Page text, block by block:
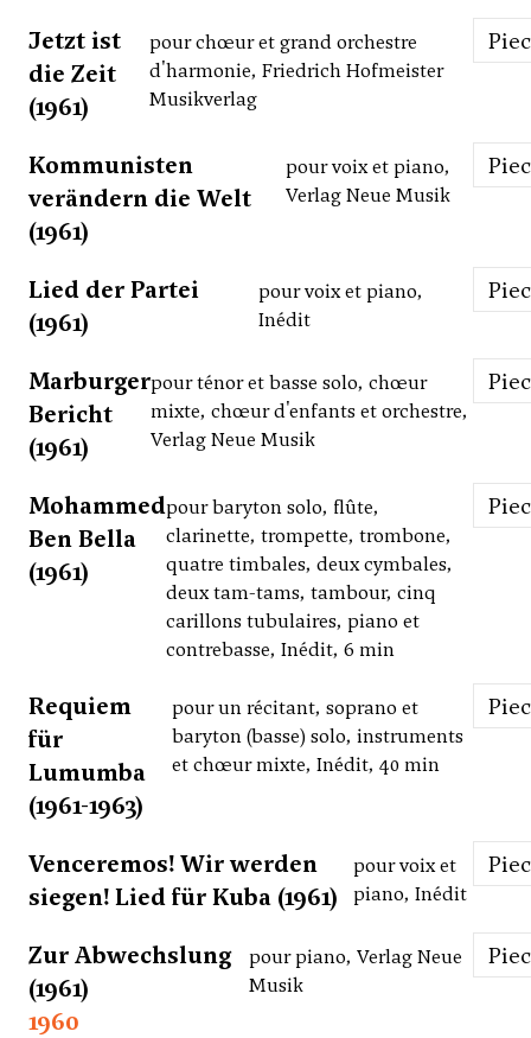
Jetzt ist
die Zeit
(1961)
pour chœur et grand orchestre
d'harmonie, Friedrich Hofmeister
Musikverlag
Kommunisten
verändern die Welt
(1961)
pour voix et piano,
Verlag Neue Musik
Lied der Partei
(1961)
pour voix et piano,
Inédit
Marburger
Bericht
(1961)
pour ténor et basse solo, chœur
mixte, chœur d'enfants et orchestre,
Verlag Neue Musik
Mohammed
Ben Bella
(1961)
pour baryton solo, flûte,
clarinette, trompette, trombone,
quatre timbales, deux cymbales,
deux tam-tams, tambour, cinq
carillons tubulaires, piano et
contrebasse, Inédit, 6 min
Requiem
für
Lumumba
(1961-1963)
pour un récitant, soprano et
baryton (basse) solo, instruments
et chœur mixte, Inédit, 40 min
Venceremos! Wir werden
siegen! Lied für Kuba (1961)
pour voix et
piano, Inédit
Zur Abwechslung
(1961)
pour piano, Verlag Neue
Musik
1960